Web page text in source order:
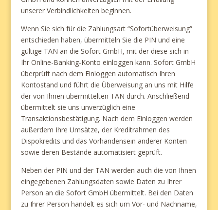
unserer Verbindlichkeiten beginnen.
Wenn Sie sich für die Zahlungsart “Sofortüberweisung”
entschieden haben, übermitteln Sie die PIN und eine
gültige TAN an die Sofort GmbH, mit der diese sich in
Ihr Online-Banking-Konto einloggen kann. Sofort GmbH
überprüft nach dem Einloggen automatisch Ihren
Kontostand und führt die Überweisung an uns mit Hilfe
der von Ihnen übermittelten TAN durch. Anschließend
übermittelt sie uns unverzüglich eine
Transaktionsbestätigung. Nach dem Einloggen werden
außerdem Ihre Umsätze, der Kreditrahmen des
Dispokredits und das Vorhandensein anderer Konten
sowie deren Bestände automatisiert geprüft.
Neben der PIN und der TAN werden auch die von Ihnen
eingegebenen Zahlungsdaten sowie Daten zu Ihrer
Person an die Sofort GmbH übermittelt. Bei den Daten
zu Ihrer Person handelt es sich um Vor- und Nachname,